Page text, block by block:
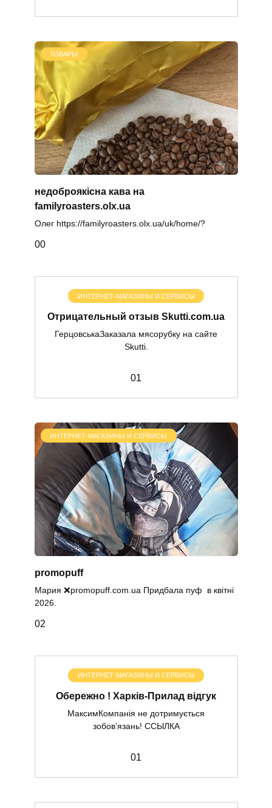
ТОВАРЫ
недоброякісна кава на
familyroasters.olx.ua
Олег https://familyroasters.olx.ua/uk/home/?
00
ИНТЕРНЕТ-МАГАЗИНЫ И СЕРВИСЫ
Отрицательный отзыв Skutti.com.ua
ГерцовськаЗаказала мясорубку на сайте
Skutti.
01
ИНТЕРНЕТ-МАГАЗИНЫ И СЕРВИСЫ
promopuff
Мария ❌promopuff.com.uа Придбала пуф в квітні
2026.
02
ИНТЕРНЕТ-МАГАЗИНЫ И СЕРВИСЫ
Обережно ! Харків-Прилад відгук
МаксимКомпанія не дотримується
зобов’язань! ССЫЛКА
01